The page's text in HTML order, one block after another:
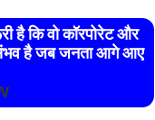
है कि वो कॉरपोरेट और
है जब जनता आगे आए